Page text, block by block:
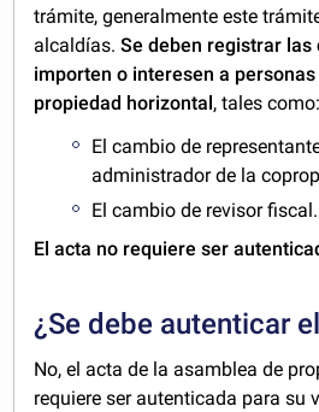
trámite, generalmente este
alcaldías.Se deben registrar las
importen o interesen a
propiedad horizontal, tales como:
El cambio de
administrador de la
El cambio de revisor fiscal.
El acta no requiere ser
¿Se debe autenticar
No, el acta de la asamblea de
requiere ser autenticada para su